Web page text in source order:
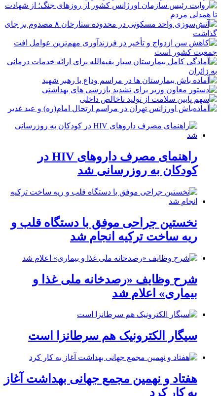
راهنمای مصرف داروهای HIV در
کودکان به روزرسانی شد
نخستین جراحی موفق با دستگاه قلب و
ریه ساخت ترکیه انجام شد
شرح وظایف «رصدخانه ملی غذا و
بیماری» اعلام شد
سیگار الکترونیک هم سرطانزا است
هفتاد و نهمین مجمع جهانی بهداشت آغاز
به کار کرد